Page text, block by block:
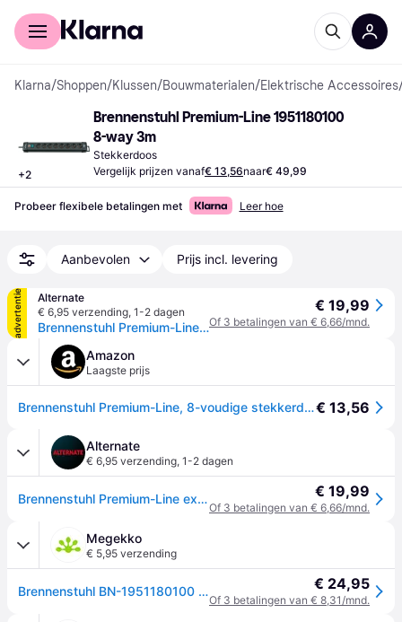
Voor shoppers
Klarna/Shoppen/Klussen/Bouwmaterialen/Elektrische Accessoires
+2
Brennenstuhl Premium-Line 1951180100
8-way 3m
Stekkerdoos
Vergelijk prijzen vanaf€ 13,56naar€ 49,99
Probeer flexibele betalingen met Leer hoe
Aanbevolen Prijs incl. levering
advertentie
Alternate
€ 6,95 verzending, 1-2 dagen
Brennenstuhl Premium-Line extension socket 8-way stekkerdoos
€ 19,99
Of 3 betalingen van € 6,66/mnd.
Amazon
Laagste prijs
Brennenstuhl Premium-Line, 8-voudige stekkerdoosstrook (stekkerdoosstrook met schakelaar en 3m kabel - 45° hoek van de contactdozen, monteerbaar, Made in Germany) zwart€ 13,56
Alternate
€ 6,95 verzending, 1-2 dagen
Brennenstuhl Premium-Line extension socket 8-way stekkerdoos € 19,99
Of 3 betalingen van € 6,66/mnd.
Megekko
€ 5,95 verzending
Brennenstuhl BN-1951180100 tafelstekkerdoos 8 stopcontacten aan/uit schakelaar € 24,95
Of 3 betalingen van € 8,31/mnd.